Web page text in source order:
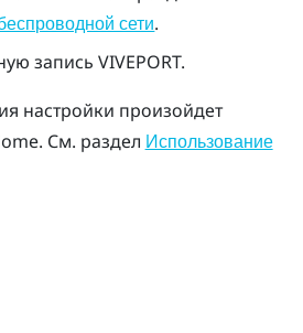
сети.
записьVIVEPORT.
настройки произойдет
См. раздел Использование